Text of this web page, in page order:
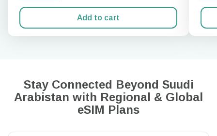
Add to cart
Stay Connected Beyond Suudi
Arabistan with Regional & Global
eSIM Plans